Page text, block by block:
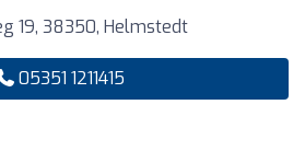
19, 38350, Helmstedt
05351 1211415